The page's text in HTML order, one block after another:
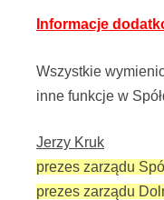
Informacje
Wszystkie
inne funkcje w
Jerzy Kruk
prezes zarządu
prezes zarządu